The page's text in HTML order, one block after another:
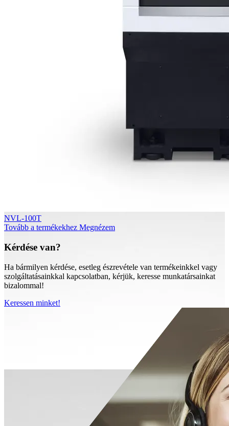
NVL-100T
Tovább a termékekhez Megnézem
Kérdése van?
Ha bármilyen kérdése, esetleg észrevétele van termékeinkkel vagy
szolgáltatásainkkal kapcsolatban, kérjük, keresse munkatársainkat
bizalommal!
Keressen minket!